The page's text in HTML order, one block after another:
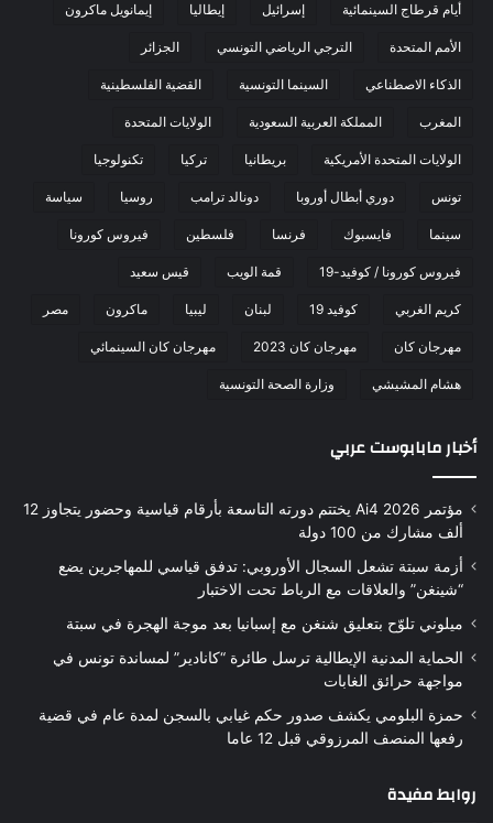
أيام قرطاج السينمائية إسرائيل إيطاليا إيمانويل ماكرون
الأمم المتحدة الترجي الرياضي التونسي الجزائر
الذكاء الاصطناعي السينما التونسية القضية الفلسطينية
المغرب المملكة العربية السعودية الولايات المتحدة
الولايات المتحدة الأمريكية بريطانيا تركيا تكنولوجيا
تونس دوري أبطال أوروبا دونالد ترامب روسيا سياسة
سينما فايسبوك فرنسا فلسطين فيروس كورونا
فيروس كورونا / كوفيد-19 قمة الويب قيس سعيد
كريم الغربي كوفيد 19 لبنان ليبيا ماكرون مصر
مهرجان كان مهرجان كان 2023 مهرجان كان السينمائي
هشام المشيشي وزارة الصحة التونسية
أخبار مابابوست عربي
مؤتمر Ai4 2026 يختتم دورته التاسعة بأرقام قياسية وحضور يتجاوز 12
ألف مشارك من 100 دولة
أزمة سبتة تشعل السجال الأوروبي: تدفق قياسي للمهاجرين يضع
“شينغن” والعلاقات مع الرباط تحت الاختبار
ميلوني تلوّح بتعليق شنغن مع إسبانيا بعد موجة الهجرة في سبتة
الحماية المدنية الإيطالية ترسل طائرة “كانادير” لمساندة تونس في
مواجهة حرائق الغابات
حمزة البلومي يكشف صدور حكم غيابي بالسجن لمدة عام في قضية
رفعها المنصف المرزوقي قبل 12 عاما
روابط مفيدة